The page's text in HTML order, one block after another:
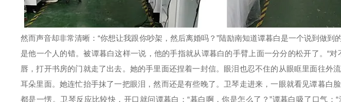
然而声音却非常清晰：“你想让我跟你吵架，然后离婚吗？”陆励南知道谭暮白是一个说到做
是他一个人的错。被谭暮白这样一说，他的手指就从谭暮白的手臂上面一分分的松开了。“
唇，打开书房的门就走了出去。她的手里面还捏着一封信。眼泪也忍不住的从眼眶里面往外
耳朵里面。她连忙抬手抹了一把眼泪，然而还是有些晚了。卫琴走进来，一眼就看见谭暮白
都是一愣。卫琴反应比较快，开口就问谭暮白：“暮白啊，你是怎么了？”谭暮白吸了口气